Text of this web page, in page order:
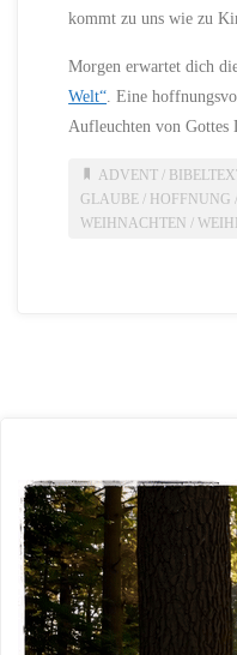
kommt zu uns wie zu
Morgen erwartet dich
Welt“ . Eine
Aufleuchten von Gottes
ADVENT/
GLAUBE / HOFFNUNG /
WEIHNACHTEN /